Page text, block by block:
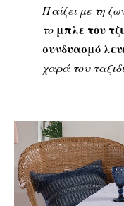
Παίζει με τη
το μπλε του
συνδυασμό
χαρά του